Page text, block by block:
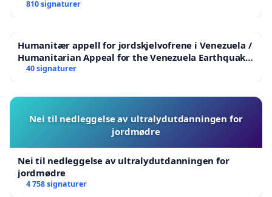
810 signaturer
Humanitær appell for jordskjelvofrene i Venezuela /
Humanitarian Appeal for the Venezuela Earthquake
Victims
40 signaturer
Nei til nedleggelse av ultralydutdanningen for
jordmødre
Nei til nedleggelse av ultralydutdanningen for
jordmødre
4 758 signaturer